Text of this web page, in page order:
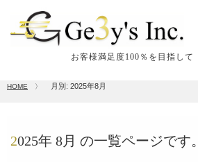
お客様満足度100％を目指して
HOME 〉 月別: 2025年8月
2025年 8月 の一覧ページです。